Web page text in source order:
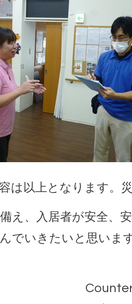
は以上となります。
え、入居者が安全、
でいきたいと思います